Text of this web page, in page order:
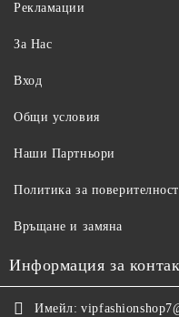
Рекламации
За Нас
Вход
Общи условия
Наши Партньори
Политика за поверителност
Връщане и замяна
Информация за
Имейл: